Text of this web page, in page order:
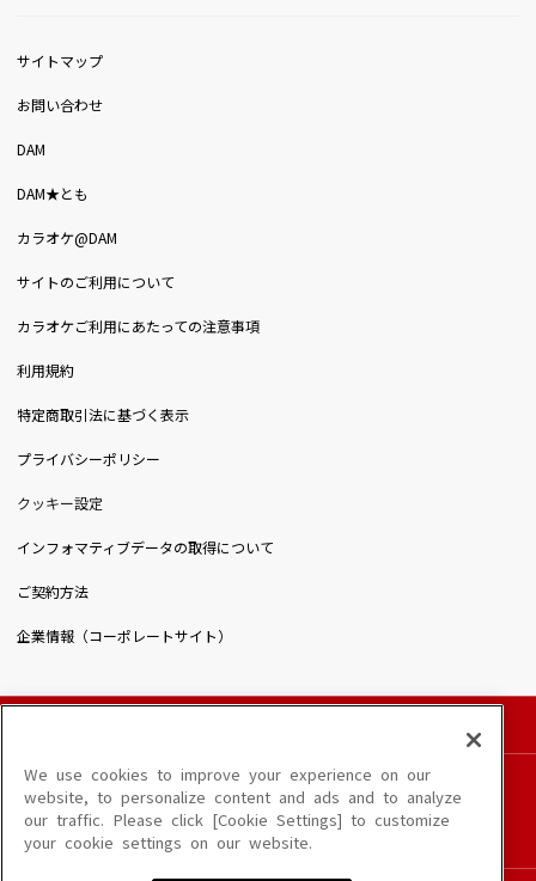
サイトマップ
お問い合わせ
DAM
DAM★とも
カラオケ@DAM
サイトのご利用について
カラオケご利用にあたっての注意事項
利用規約
特定商取引法に基づく表示
プライバシーポリシー
クッキー設定
インフォマティブデータの取得について
ご契約方法
企業情報（コーポレートサイト）
このサイトに掲載されている一切の文章・画像・写真・動画・音声等を、手段や形態を
問わず、著作権法の定める範囲を超えて無断で複製、転載、ファイル化などすることを
禁じます。
楽曲によりMYリスト保存ができない場合があります。
We use cookies to improve your experience on our
website, to personalize content and ads and to analyze
our traffic. Please click [Cookie Settings] to customize
your cookie settings on our website.